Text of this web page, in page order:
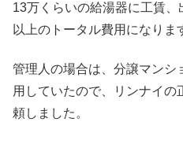
13万くらいの給湯器に工賃
以上のトータル費用になりま
管理人の場合は、分譲マンシ
用していたので、リンナイの
頼しました。